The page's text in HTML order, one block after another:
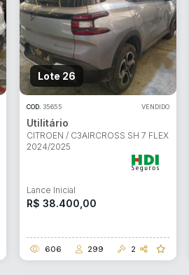
Lote 26
COD. 35655 VENDIDO
Utilitário
CITROEN / C3AIRCROSS SH 7 FLEX
2024/2025
Lance Inicial
R$ 38.400,00
606 299 2